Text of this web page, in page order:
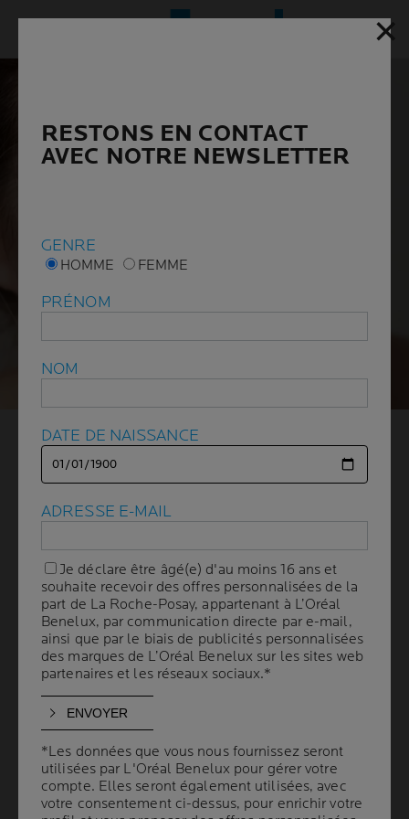
TACHES DE ROUSSEUR
CAUSES ET CONSEILS POUR
EN PRENDRE SOIN
| By La Roche-Posay| 18 novembre 2025
QUE SONT LES TACHES DE ROUSSEUR ?
ROUSSEUR ?
FACTEURS INFLUENÇANT LES TACHES DE
✕
RESTONS EN CONTACT
AVEC NOTRE NEWSLETTER
GENRE
HOMME FEMME
PRÉNOM
NOM
DATE DE NAISSANCE
ADRESSE E-MAIL
Je déclare être âgé(e) d'au moins 16 ans et
souhaite recevoir des offres personnalisées de la
part de La Roche-Posay, appartenant à L’Oréal
Benelux, par communication directe par e-mail,
ainsi que par le biais de publicités personnalisées
des marques de L’Oréal Benelux sur les sites web
partenaires et les réseaux sociaux.*
*Les données que vous nous fournissez seront
utilisées par L'Oréal Benelux pour gérer votre
compte. Elles seront également utilisées, avec
votre consentement ci-dessus, pour enrichir votre
✕
RESTONS EN CONTACT
AVEC NOTRE NEWSLETTER
GENRE
HOMME FEMME
PRÉNOM
NOM
DATE DE NAISSANCE
ADRESSE E-MAIL
Je déclare être âgé(e) d'au moins 16 ans et
souhaite recevoir des offres personnalisées de la
part de La Roche-Posay, appartenant à L’Oréal
Benelux, par communication directe par e-mail,
ainsi que par le biais de publicités personnalisées
des marques de L’Oréal Benelux sur les sites web
partenaires et les réseaux sociaux.*
*Les données que vous nous fournissez seront
utilisées par L'Oréal Benelux pour gérer votre
compte. Elles seront également utilisées, avec
votre consentement ci-dessus, pour enrichir votre